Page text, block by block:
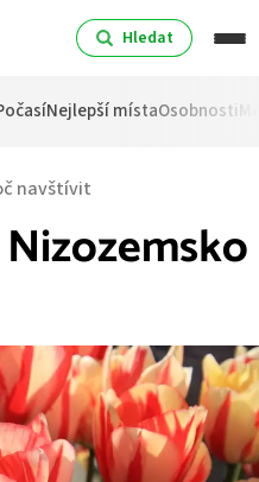
Hledat
Nejlepší místaOsobnosti
navštívit